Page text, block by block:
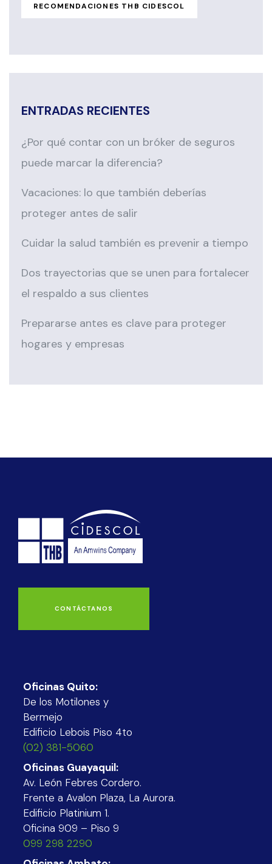
RECOMENDACIONES THB CIDESCOL
ENTRADAS RECIENTES
¿Por qué contar con un bróker de seguros
puede marcar la diferencia?
Vacaciones: lo que también deberías
proteger antes de salir
Cuidar la salud también es prevenir a tiempo
Dos trayectorias que se unen para fortalecer
el respaldo a sus clientes
Prepararse antes es clave para proteger
hogares y empresas
CONTÁCTANOS
Oficinas Quito:
De los Motilones y
Bermejo
Edificio Lebois Piso 4to
(02) 381-5060
Oficinas Guayaquil:
Av. León Febres Cordero.
Frente a Avalon Plaza, La Aurora.
Edificio Platinium 1.
Oficina 909 – Piso 9
099 298 2290